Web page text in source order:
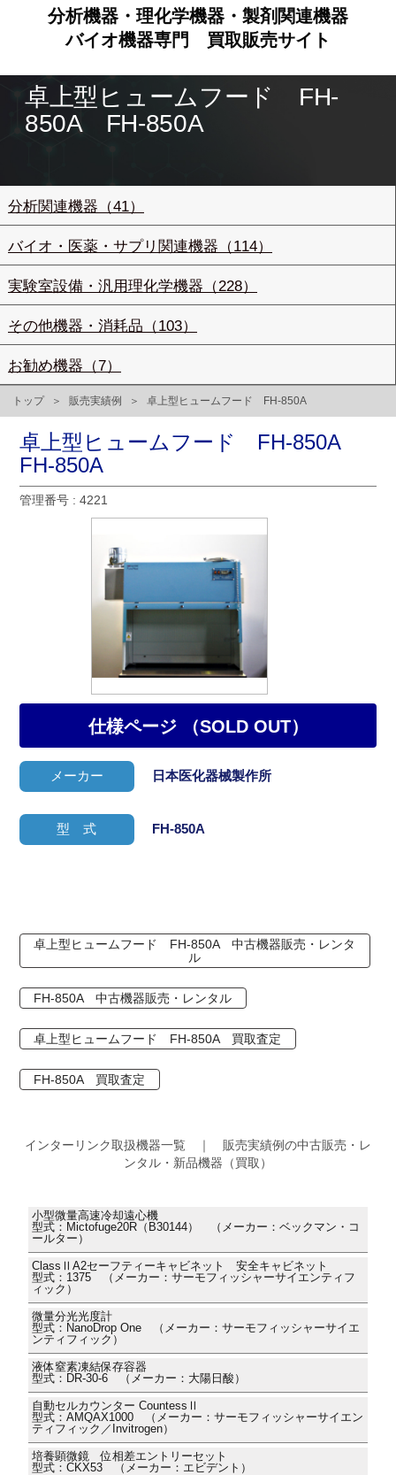
分析機器・理化学機器・製剤関連機器
バイオ機器専門
買取販売サイト
卓上型ヒュームフード FH-
850A FH-850A
分析関連機器（41）
バイオ・医薬・サプリ関連機器（114）
実験室設備・汎用理化学機器（228）
その他機器・消耗品（103）
お勧め機器（7）
トップ 販売実績例 卓上型ヒュームフード FH-850A
卓上型ヒュームフード FH-850A
FH-850A
管理番号 : 4221
メーカー 日本医化器械製作所
仕様ページ （SOLD OUT）
型 式 FH-850A
卓上型ヒュームフード FH-850A 中古機器販売・レンタ
ル
FH-850A 中古機器販売・レンタル
卓上型ヒュームフード FH-850A 買取査定
FH-850A 買取査定
インターリンク取扱機器一覧 ｜ 販売実績例の中古販売・レ
ンタル・新品機器（買取）
小型微量高速冷却遠心機
型式：Mictofuge20R（B30144） （メーカー：ベックマン・コ
ールター）
ClassⅡA2セーフティーキャビネット 安全キャビネット
型式：1375 （メーカー：サーモフィッシャーサイエンティフ
ィック）
微量分光光度計
型式：NanoDrop One （メーカー：サーモフィッシャーサイエ
ンティフィック）
液体窒素凍結保存容器
型式：DR-30-6 （メーカー：大陽日酸）
自動セルカウンター CountessⅡ
型式：AMQAX1000 （メーカー：サーモフィッシャーサイエン
ティフィック／Invitrogen）
培養顕微鏡 位相差エントリーセット
型式：CKX53 （メーカー：エビデント）